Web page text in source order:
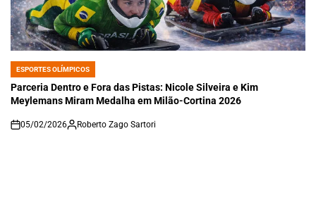
POSTED
IN
ESPORTES OLÍMPICOS
Parceria Dentro e Fora das Pistas: Nicole Silveira e Kim
Meylemans Miram Medalha em Milão-Cortina 2026
on
05/02/2026 Roberto Zago Sartori